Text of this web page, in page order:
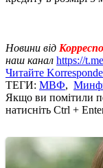
Новини від
наш канал https://
Читайте
ТЕГИ: МВФ,
Якщо ви помітили
натисніть Ctrl +